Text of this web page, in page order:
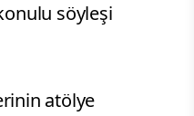
söyleşi
atölye